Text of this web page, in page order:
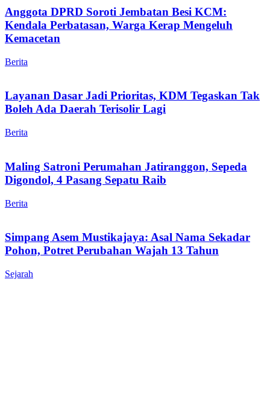
Anggota DPRD Soroti Jembatan Besi KCM:
Kendala Perbatasan, Warga Kerap Mengeluh
Kemacetan
Berita
Layanan Dasar Jadi Prioritas, KDM Tegaskan Tak
Boleh Ada Daerah Terisolir Lagi
Berita
Maling Satroni Perumahan Jatiranggon, Sepeda
Digondol, 4 Pasang Sepatu Raib
Berita
Simpang Asem Mustikajaya: Asal Nama Sekadar
Pohon, Potret Perubahan Wajah 13 Tahun
Sejarah